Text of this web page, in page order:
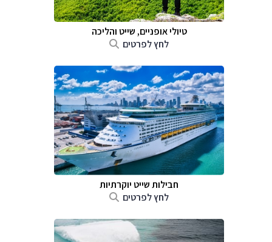
טיולי אופניים, שייט והליכה
לחץ לפרטים
חבילות שייט יוקרתיות
לחץ לפרטים